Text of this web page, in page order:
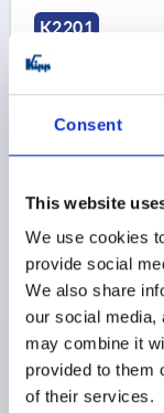
Consent
This website
We use cookies
provide social
We also share
our social media,
may combine it
provided to them
of their services.
K2201
VIS
EXTRÉMITÉ
MATÉRIAU DU
CAPACITÉ DE
L1=45,5
L2=36
PROFONDEUR